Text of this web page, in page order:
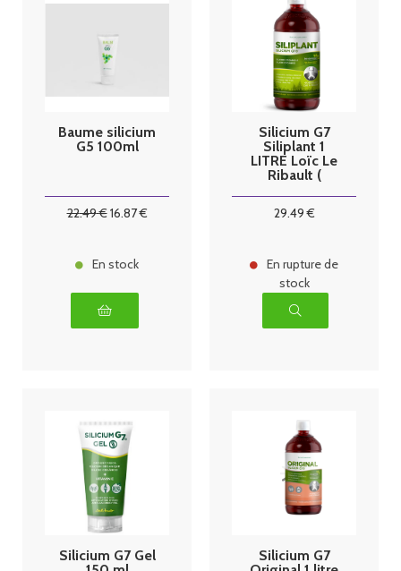
Baume silicium
G5 100ml
22.49€16.87€
En stock
Silicium G7
Siliplant 1
LITRE Loïc Le
Ribault (
29.49€
En rupture de
stock
Silicium G7 Gel
Silicium G7